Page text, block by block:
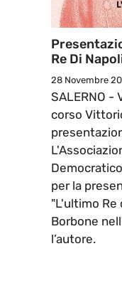
Re Di
28 Novembre
SALERNO -
corso
per la
"L'ultimo Re
Borbone
l’autore.